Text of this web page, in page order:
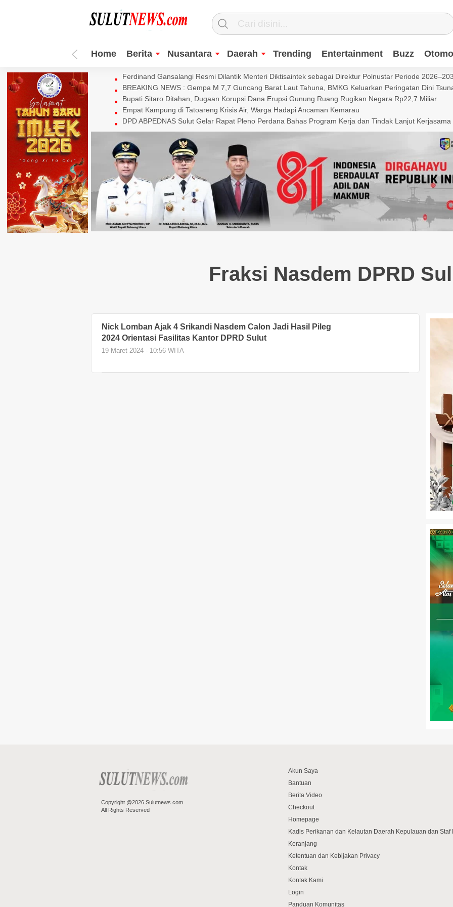
Home Berita Nusantara Daerah Trending Entertainment Buzz
Ferdinand Gansalangi Resmi Dilantik Menteri Diktisaintek sebagai Direktur Polnustar Periode
BREAKING NEWS : Gempa M 7,7 Guncang Barat Laut Tahuna, BMKG Keluarkan Peringatan Dini
Bupati Sitaro Ditahan, Dugaan Korupsi Dana Erupsi Gunung Ruang Rugikan Negara Rp22,7 Miliar
Empat Kampung di Tatoareng Krisis Air, Warga Hadapi Ancaman Kemarau
DPD ABPEDNAS Sulut Gelar Rapat Pleno Perdana Bahas Program Kerja dan Tindak Lanjut
Fraksi Nasdem DPRD
Nick Lomban Ajak 4 Srikandi Nasdem Calon Jadi Hasil Pileg
2024 Orientasi Fasilitas Kantor DPRD Sulut
19 Maret 2024 - 10:56 WITA
Copyright @2026 Sulutnews.com
All Rights Reserved
Akun Saya
Bantuan
Berita Video
Checkout
Homepage
Kadis Perikanan dan Kelautan Daerah Kepulauan dan Staf
Keranjang
Ketentuan dan Kebijakan Privacy
Kontak
Kontak Kami
Login
Panduan Komunitas